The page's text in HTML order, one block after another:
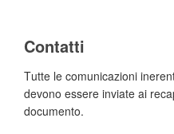
Contatti
Tutte le comunicazioni
devono essere inviate ai
documento.